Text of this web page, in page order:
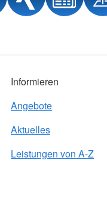
Informieren
Angebote
Aktuelles
Leistungen von A-Z